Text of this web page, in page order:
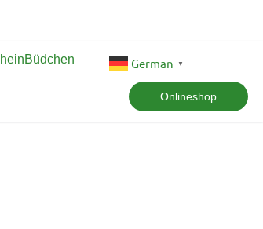
German ▼
Onlineshop